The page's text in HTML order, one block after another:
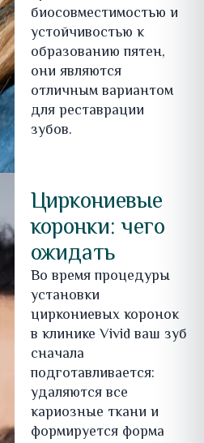
биосовместимостью и
устойчивостью к
образованию пятен,
они являются
отличным вариантом
для реставрации
зубов.
Циркониевые
коронки: чего
ожидать
Во время процедуры
установки
циркониевых коронок
в клинике Vivid ваш зуб
сначала
подготавливается:
удаляются все
кариозные ткани и
формируется форма